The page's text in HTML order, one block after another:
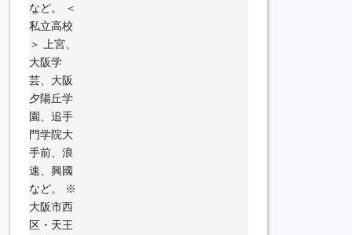
など。 ＜
私立高校
＞ 上宮、
大阪学
芸、大阪
夕陽丘学
園、追手
門学院大
手前、浪
速、興國
など。 ※
大阪市西
区・天王